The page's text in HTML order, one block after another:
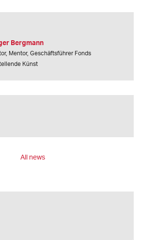
Bergmann
Mentor, Geschäftsführer Fonds
Künst
All news